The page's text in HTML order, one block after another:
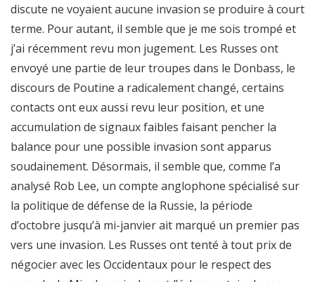
discute ne voyaient aucune invasion se produire à court
terme. Pour autant, il semble que je me sois trompé et
j’ai récemment revu mon jugement. Les Russes ont
envoyé une partie de leur troupes dans le Donbass, le
discours de Poutine a radicalement changé, certains
contacts ont eux aussi revu leur position, et une
accumulation de signaux faibles faisant pencher la
balance pour une possible invasion sont apparus
soudainement. Désormais, il semble que, comme l’a
analysé Rob Lee, un compte anglophone spécialisé sur
la politique de défense de la Russie, la période
d’octobre jusqu’à mi-janvier ait marqué un premier pas
vers une invasion. Les Russes ont tenté à tout prix de
négocier avec les Occidentaux pour le respect des